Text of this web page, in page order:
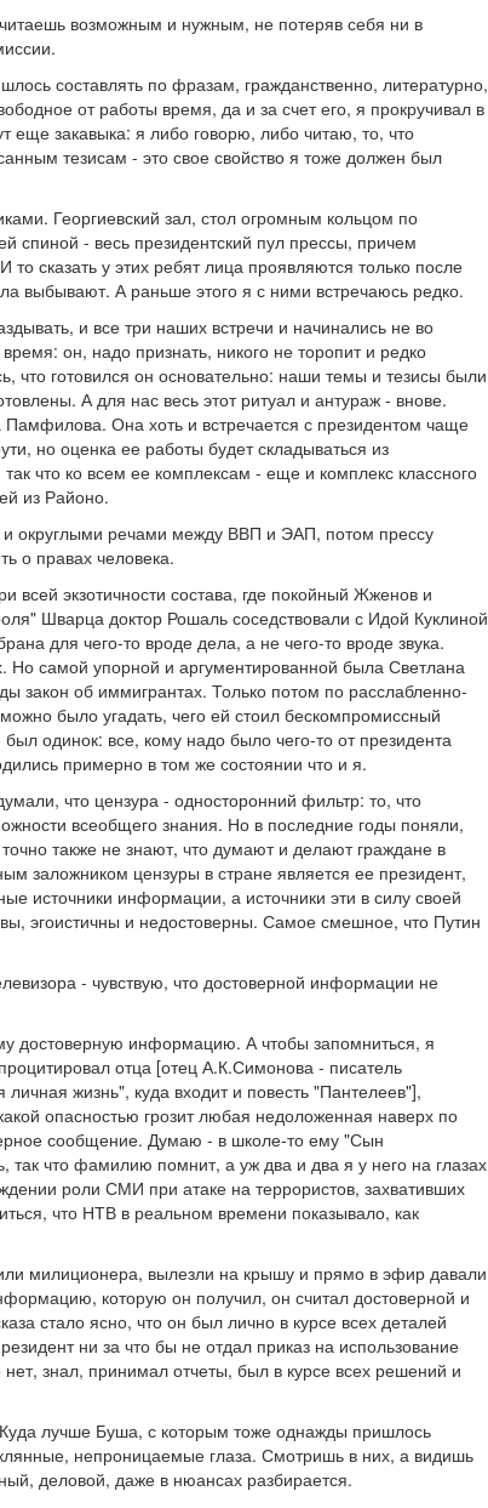
возможным и нужным, не потеряв себя ни в
составлять по фразам, гражданственно, литературно,
от работы время, да и за счет его, я прокручивал в
еще закавыка: я либо говорю, либо читаю, то, что
тезисам - это свое свойство я тоже должен был
Георгиевский зал, стол огромным кольцом по
спиной - весь президентский пул прессы, причем
то сказать у этих ребят лица проявляются только после
выбывают. А раньше этого я с ними встречаюсь редко.
и все три наших встречи и начинались не во
он, надо признать, никого не торопит и редко
что готовился он основательно: наши темы и тезисы были
А для нас весь этот ритуал и антураж - внове.
Она хоть и встречается с президентом чаще
но оценка ее работы будет складываться из
что ко всем ее комплексам - еще и комплекс классного
из Районо.
округлыми речами между ВВП и ЭАП, потом прессу
о правах человека.
всей экзотичности состава, где покойный Жженов и
Шварца доктор Рошаль соседствовали с Идой Куклиной
для чего-то вроде дела, а не чего-то вроде звука.
Но самой упорной и аргументированной была Светлана
закон об иммигрантах. Только потом по расслабленно-
было угадать, чего ей стоил бескомпромиссный
одинок: все, кому надо было чего-то от президента
примерно в том же состоянии что и я.
что цензура - односторонний фильтр: то, что
всеобщего знания. Но в последние годы поняли,
также не знают, что думают и делают граждане в
заложником цензуры в стране является ее президент,
источники информации, а источники эти в силу своей
эгоистичны и недостоверны. Самое смешное, что Путин
- чувствую, что достоверной информации не
достоверную информацию. А чтобы запомниться, я
отца [отец А.К.Симонова - писатель
жизнь", куда входит и повесть "Пантелеев"],
опасностью грозит любая недоложенная наверх по
сообщение. Думаю - в школе-то ему "Сын
так что фамилию помнит, а уж два и два я у него на глазах
роли СМИ при атаке на террористов, захвативших
что НТВ в реальном времени показывало, как
милиционера, вылезли на крышу и прямо в эфир давали
которую он получил, он считал достоверной и
стало ясно, что он был лично в курсе всех деталей
ни за что бы не отдал приказ на использование
знал, принимал отчеты, был в курсе всех решений и
лучше Буша, с которым тоже однажды пришлось
непроницаемые глаза. Смотришь в них, а видишь
деловой, даже в нюансах разбирается.